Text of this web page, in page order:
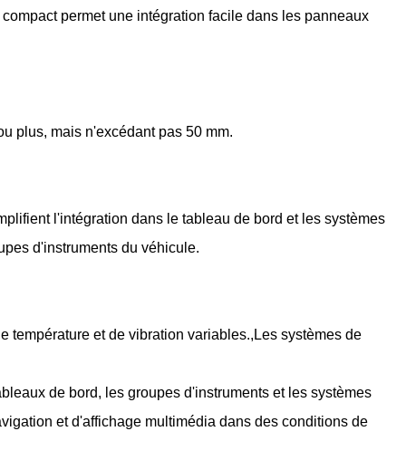
permet une intégration facile dans les panneaux
plus, mais n'excédant pas 50 mm.
l'intégration dans le tableau de bord et les systèmes
d'instruments du véhicule.
température et de vibration variables.,Les systèmes de
de bord, les groupes d'instruments et les systèmes
et d'affichage multimédia dans des conditions de